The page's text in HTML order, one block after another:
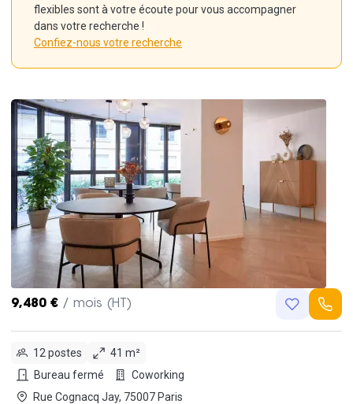
flexibles sont à votre écoute pour vous accompagner
dans votre recherche !
Confiez-nous votre recherche
9,480 € / mois (HT)
12 postes
41 m²
Bureau fermé
Coworking
Rue Cognacq Jay, 75007 Paris